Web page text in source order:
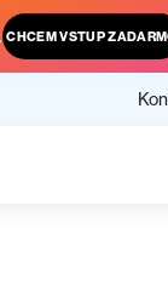
CHCEM VSTUP